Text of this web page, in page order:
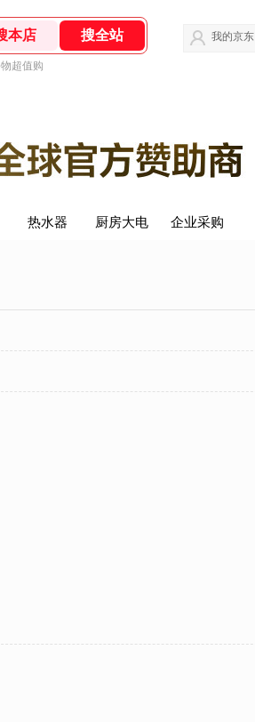
超值购
我的京东
会议平板
厨房大电
热水器 企业采购
厨房大电
热水器